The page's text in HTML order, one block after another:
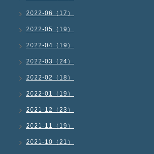
2022-06（17）
2022-05（19）
2022-04（19）
2022-03（24）
2022-02（18）
2022-01（19）
2021-12（23）
2021-11（19）
2021-10（21）